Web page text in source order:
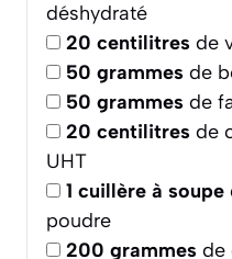
déshydraté
20 centilitres de
50 grammes de
50 grammes de
20 centilitres de
UHT
1 cuillère à soupe
poudre
200 grammes de